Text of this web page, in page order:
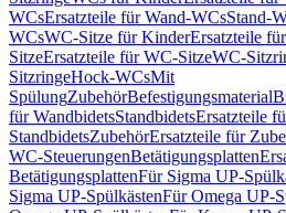
WCsErsatzteile für Wand-WCsStand-
WCsWC-Sitze für KinderErsatzteile
SitzeErsatzteile für WC-SitzeWC-
SitzringeHock-WCsMit
SpülungZubehörBefestigungsmaterial
für WandbidetsStandbidetsErsatzteile
StandbidetsZubehörErsatzteile für
WC-SteuerungenBetätigungsplatten
BetätigungsplattenFür Sigma UP-
Sigma UP-SpülkästenFür Omega UP-